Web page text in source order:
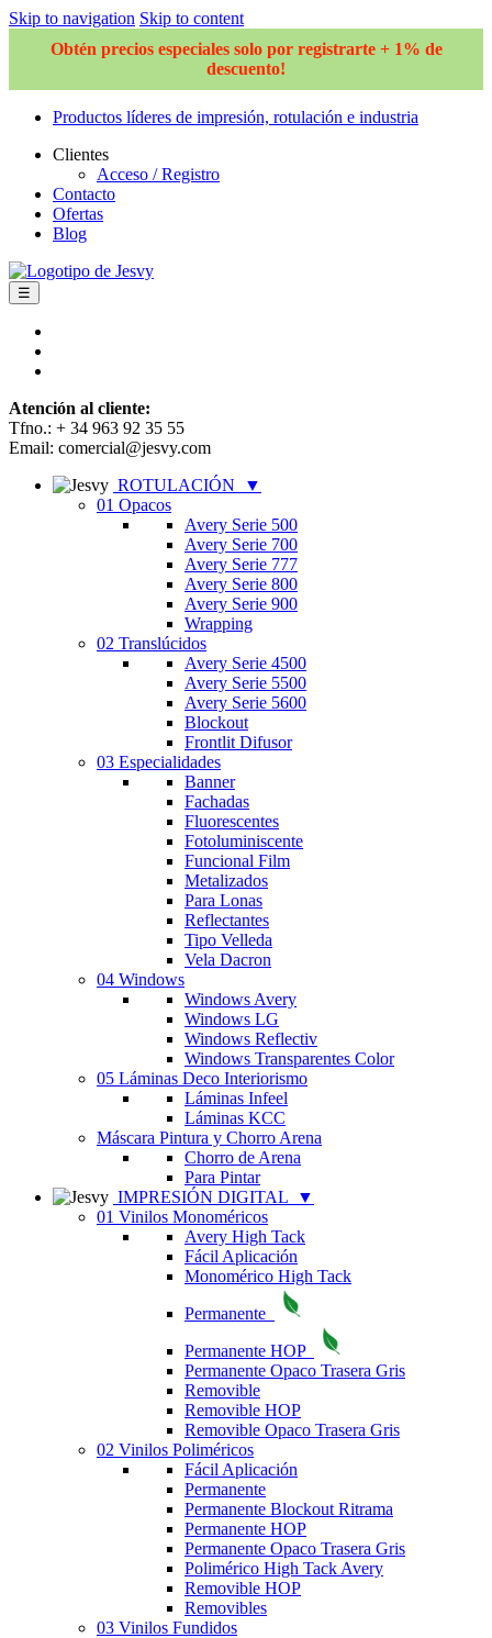
Skip to navigation Skip to content
Obtén precios especiales solo por registrarte + 1% de
descuento!
Productos líderes de impresión, rotulación e industria
Clientes
Acceso / Registro
Contacto
Ofertas
Blog
☰
Atención al cliente:
Tfno.: + 34 963 92 35 55
Email: comercial@jesvy.com
ROTULACIÓN
▼
01 Opacos
Avery Serie 500
Avery Serie 700
Avery Serie 777
Avery Serie 800
Avery Serie 900
Wrapping
02 Translúcidos
Avery Serie 4500
Avery Serie 5500
Avery Serie 5600
Blockout
Frontlit Difusor
03 Especialidades
Banner
Fachadas
Fluorescentes
Fotoluminiscente
Funcional Film
Metalizados
Para Lonas
Reflectantes
Tipo Velleda
Vela Dacron
04 Windows
Windows Avery
Windows LG
Windows Reflectiv
Windows Transparentes Color
05 Láminas Deco Interiorismo
Láminas Infeel
Láminas KCC
Máscara Pintura y Chorro Arena
Chorro de Arena
Para Pintar
IMPRESIÓN DIGITAL
▼
01 Vinilos Monoméricos
Avery High Tack
Fácil Aplicación
Monomérico High Tack
Permanente
Permanente HOP
Permanente Opaco Trasera Gris
Removible
Removible HOP
Removible Opaco Trasera Gris
02 Vinilos Poliméricos
Fácil Aplicación
Permanente
Permanente Blockout Ritrama
Permanente HOP
Permanente Opaco Trasera Gris
Polimérico High Tack Avery
Removible HOP
Removibles
03 Vinilos Fundidos